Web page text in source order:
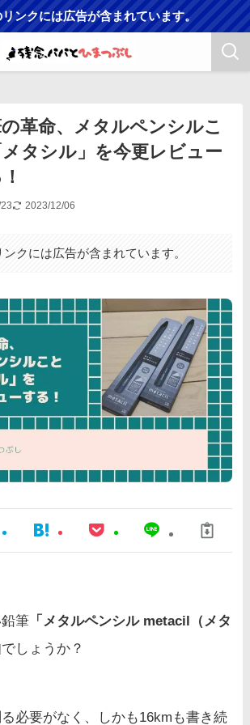
ンクには広告が含まれています。
革命、メタルペンシルこ
メタシル」を今更レビュー
2023/12/06
クには広告が含まれています。
筆 「メタルペンシル metacil（メタ
しょうか？
必要がなく、しかも16kmも書き続